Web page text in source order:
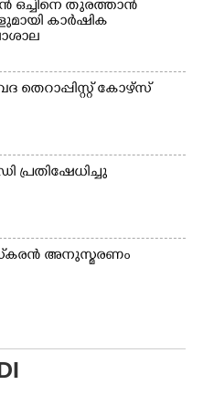
ഒച്ചിനെ തുരത്താൻ
കാർഷിക
തെറാപ്പിസ്റ്റ് കോഴ്സ്
പ്രതിഷേധിച്ചു
അനുസ്മരണം